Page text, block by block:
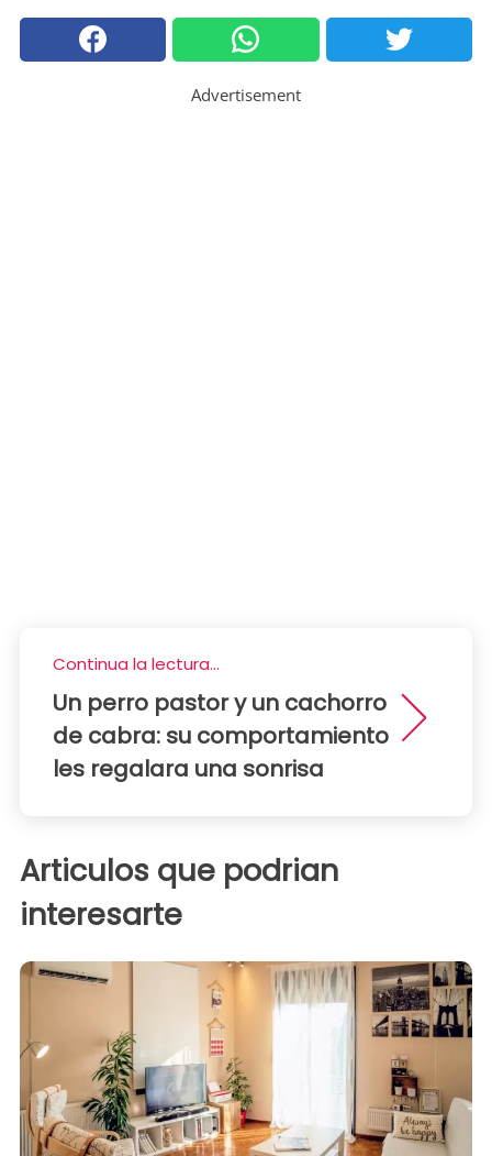
Advertisement
Continua la lectura...
Un perro pastor y un cachorro
de cabra: su comportamiento
les regalara una sonrisa
Articulos que podrian
interesarte